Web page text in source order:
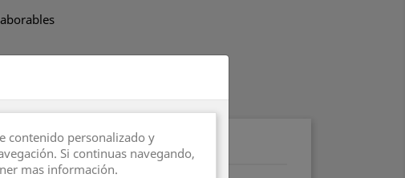
Detalles del producto
contenido personalizado y
Si continuas navegando,
mas información.